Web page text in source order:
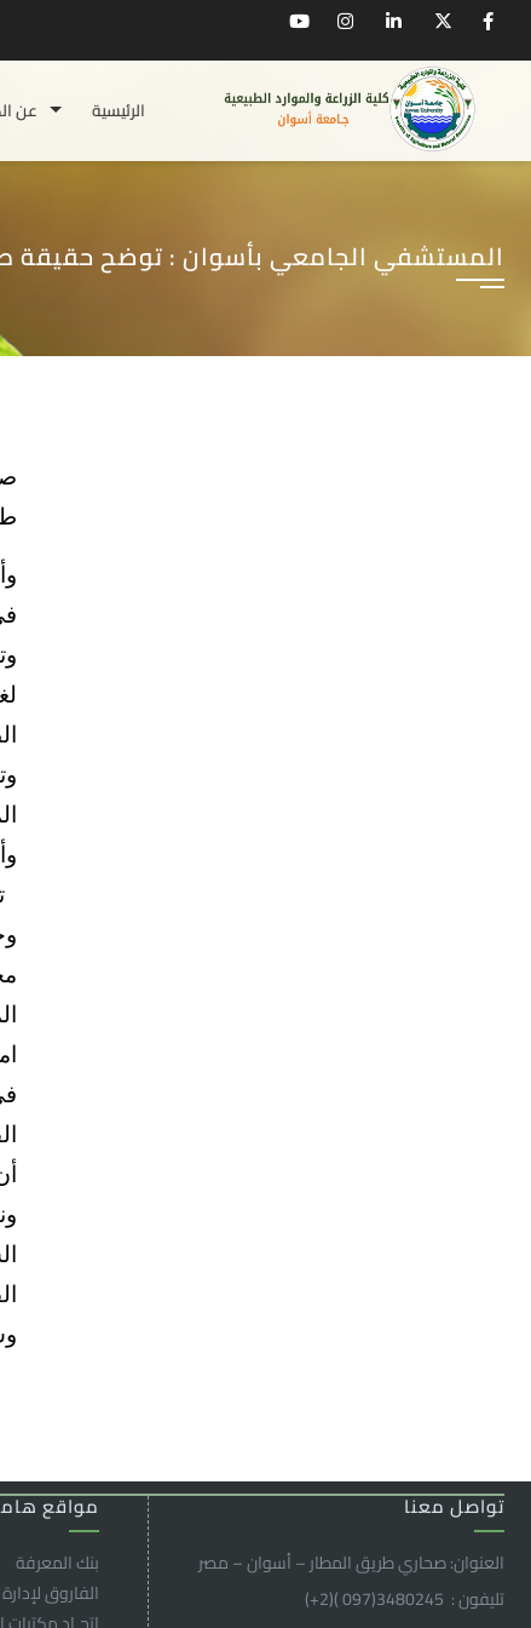
عن الرئيسية
المستشفي الجامعي بأسوان : توضح حقيقة
تواصل معنا
العنوان: صحاري طريق المطار – أسوان – مصر
تليفون : 3480245(097 )(2
+
)
مواقع
بنك المعرفة
الفاروق